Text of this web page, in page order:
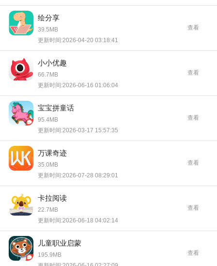
绘分享
39.5MB
更新时间:2026-04-20 03:18:41
查看
小小优趣
66.7MB
更新时间:2026-06-16 01:06:04
查看
宝宝拼童话
95.4MB
更新时间:2026-03-17 15:57:35
查看
万课奇迹
35.0MB
更新时间:2026-07-28 08:29:01
查看
卡拉阅读
22.7MB
更新时间:2026-06-18 04:02:14
查看
儿童职业启蒙
195.9MB
查看